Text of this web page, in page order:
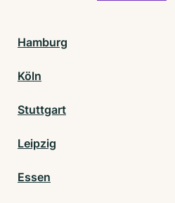
Hamburg
Köln
Stuttgart
Leipzig
Essen